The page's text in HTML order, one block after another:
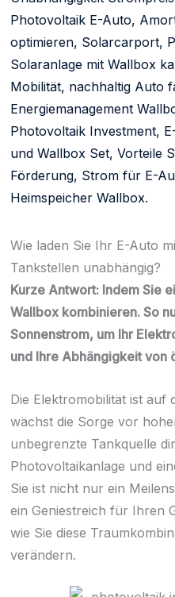
Wie laden Sie Ihr E-Auto
Tankstellen unabhängig?
Kurze Antwort: Indem Sie
Wallbox kombinieren. So
Sonnenstrom, um Ihr
und Ihre Abhängigkeit von
Die Elektromobilität ist auf
wächst die Sorge vor
unbegrenzte Tankquelle
Photovoltaikanlage und
Sie ist nicht nur ein
ein Geniestreich für Ihren
wie Sie diese
verändern.